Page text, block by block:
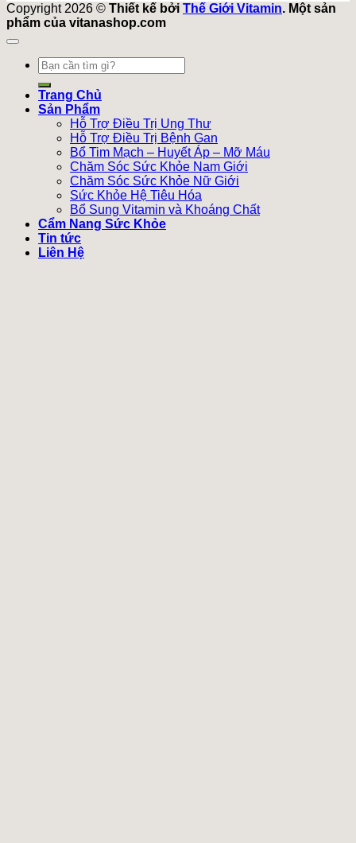
Copyright 2026 © Thiết kế bởi Thế Giới Vitamin. Một sản
phẩm của vitanashop.com
Tìm
kiếm:
Trang Chủ
Sản Phẩm
Hỗ Trợ Điều Trị Ung Thư
Hỗ Trợ Điều Trị Bệnh Gan
Bổ Tim Mạch – Huyết Áp – Mỡ Máu
Chăm Sóc Sức Khỏe Nam Giới
Chăm Sóc Sức Khỏe Nữ Giới
Sức Khỏe Hệ Tiêu Hóa
Bổ Sung Vitamin và Khoáng Chất
Cẩm Nang Sức Khỏe
Tin tức
Liên Hệ